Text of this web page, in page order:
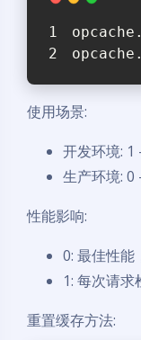
使用场景:
开发环境: 1
生产环境: 0
性能影响:
0: 最佳性能
1: 每次请
重置缓存方法: